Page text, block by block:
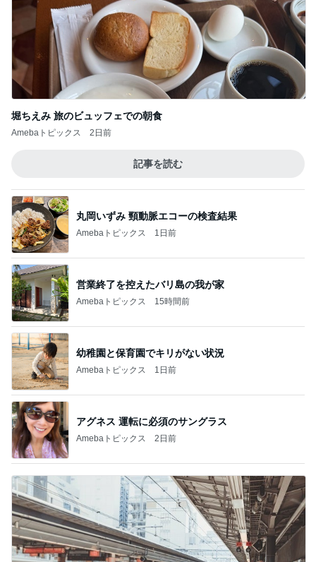
堀ちえみ 旅のビュッフェでの朝食
Amebaトピックス 2日前
記事を読む
丸岡いずみ 頸動脈エコーの検査結果
Amebaトピックス 1日前
営業終了を控えたバリ島の我が家
Amebaトピックス 15時間前
幼稚園と保育園でキリがない状況
Amebaトピックス 1日前
アグネス 運転に必須のサングラス
Amebaトピックス 2日前